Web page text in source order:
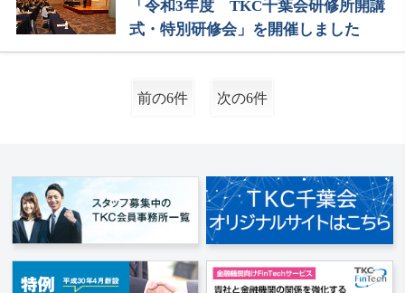
「令和3年度 TKC千葉会研修所開講
式・特別研修会」を開催しました
前の6件 次の6件